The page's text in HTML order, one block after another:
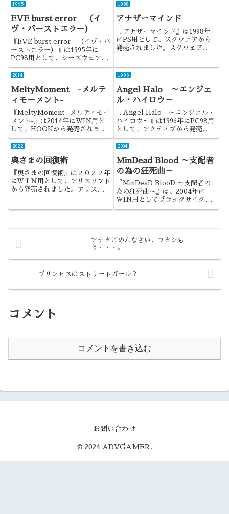
1995
EVE burst error （イ
ヴ・バーストエラー）
『EVE burst error （イヴ・バ
ーストエラー）』は1995年に
PC98用として、シーズウェアか
システムにザッピングシステムを
者の視点を切り替えながら進む
ADVでした。特...
1998
アナザーマインド
『アナザーマインド』は1998年
にPS用として、スクウェアから
発売されました。スクウェアが製
2014
MeltyMoment -メルテ
ィモーメント-
『MeltyMoment -メルティモー
メント-』は2014年にWIN用と
して、HOOKから発売されまし
引退作ということでも注目された
1996
Angel Halo ～エンジェ
ル・ハイロウ～
『Angel Halo ～エンジェル・
ハイロウ～』は1996年にPC98用
として、アクティブから発売され
ヒロインが印象的な作品でした
2022
奥さまの回復術
『奥さまの回復術』は２０２２年
にＷＩＮ用として、アリスソフト
から発売されました。アリスソフ
2004
MinDead Blood ～支配者
の為の狂死曲～
『MinDeaD BlooD ～支配者の
為の狂死曲～』は、2004年に
WIN用としてブラックサイクか
アナタごめんなさい、ワタシも
う・・・。
プリンセスはストリートガール？
コメント
コメントを書き込む
お問い合わせ
© 2024 ADVGAMER.